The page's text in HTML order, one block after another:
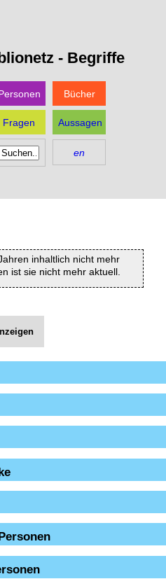
- Begriffe
Bücher
Fragen Aussagen
en
inhaltlich nicht mehr
ist sie nicht mehr aktuell.